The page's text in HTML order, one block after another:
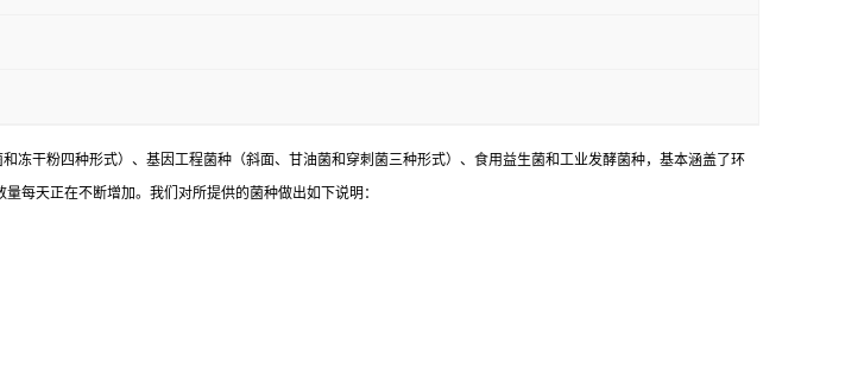
干粉四种形式）、基因工程菌种（斜面、甘油菌和穿刺菌三种形式）、食用益生菌和工业发酵菌种，基本涵盖了环
每天正在不断增加。我们对所提供的菌种做出如下说明：